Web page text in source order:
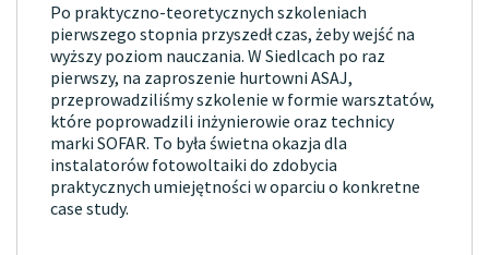
Po praktyczno-teoretycznych szkoleniach
pierwszego stopnia przyszedł czas, żeby wejść na
wyższy poziom nauczania. W Siedlcach po raz
pierwszy, na zaproszenie hurtowni ASAJ,
przeprowadziliśmy szkolenie w formie warsztatów,
które poprowadzili inżynierowie oraz technicy
marki SOFAR. To była świetna okazja dla
instalatorów fotowoltaiki do zdobycia
praktycznych umiejętności w oparciu o konkretne
case study.